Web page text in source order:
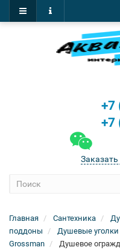
+7
+7
Главная Сантехника
поддоны
Душевые
Grossman
Душевое